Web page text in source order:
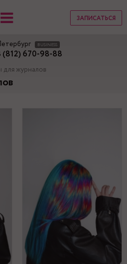
ЗАПИСАТЬСЯ
BUSINESS
(812) 670-98-88
для журналов